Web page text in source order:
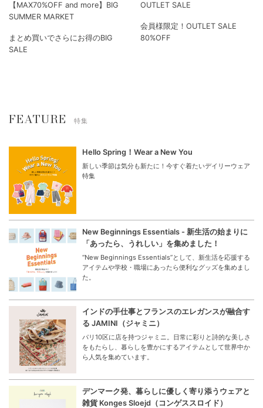
【MAX70%OFF and more】BIG
SUMMER MARKET
まとめ買いでさらにお得のBIG
SALE
OUTLET SALE
会員様限定！OUTLET SALE
80%OFF
FEATURE 特集
Hello Spring！Wear a New You
新しい季節は気分も新たに！今すぐ着たいデイリーウェア
特集
New Beginnings Essentials - 新生活の始まりに
「あったら、うれしい」を集めました！
“New Beginnings Essentials”として、新生活を応援する
アイテムや学校・職場にあったら便利なグッズを集めまし
た。
インドの手仕事とフランスのエレガンスが融合す
る JAMINI（ジャミニ）
パリ10区に店を持つジャミニ。日常に彩りと詩的な美しさ
をもたらし、暮らしを豊かにするアイテムとして世界中か
ら人気を集めています。
デンマーク発、暮らしに優しく寄り添うウェアと
雑貨 Konges Sloejd（コンゲススロイド）